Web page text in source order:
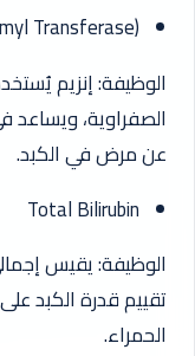
Transferase)
الوظيفة: إنزيم
عن مرض في الكبد.
Total Bilirubin
الوظيفة: يقيس
تقييم قدرة الكبد
الحمراء.